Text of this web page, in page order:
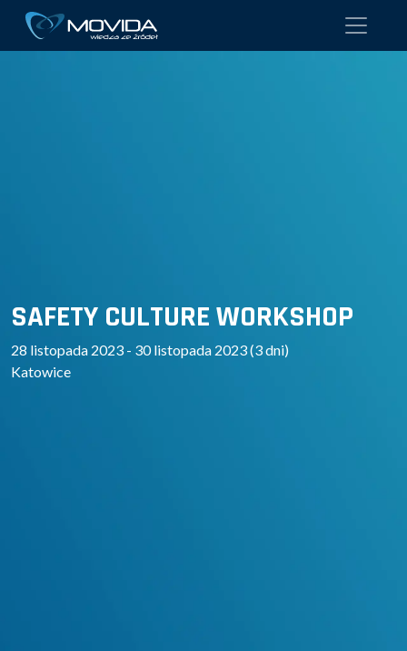
SAFETY CULTURE WORKSHOP
28 listopada 2023 - 30 listopada 2023 (3 dni)
Katowice